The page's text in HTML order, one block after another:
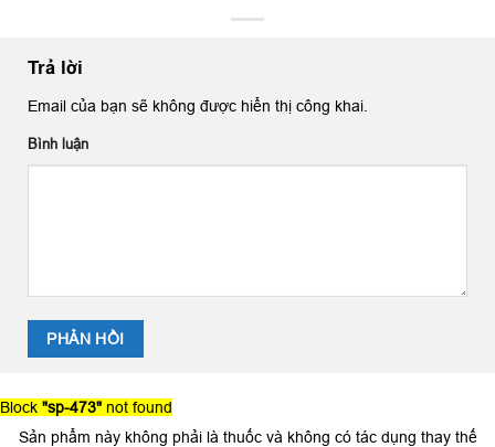
Trả lời
Email của bạn sẽ không được hiển thị công khai.
Bình luận
Block "sp-473" not found
Sản phẩm này không phải là thuốc và không có tác dụng thay thế